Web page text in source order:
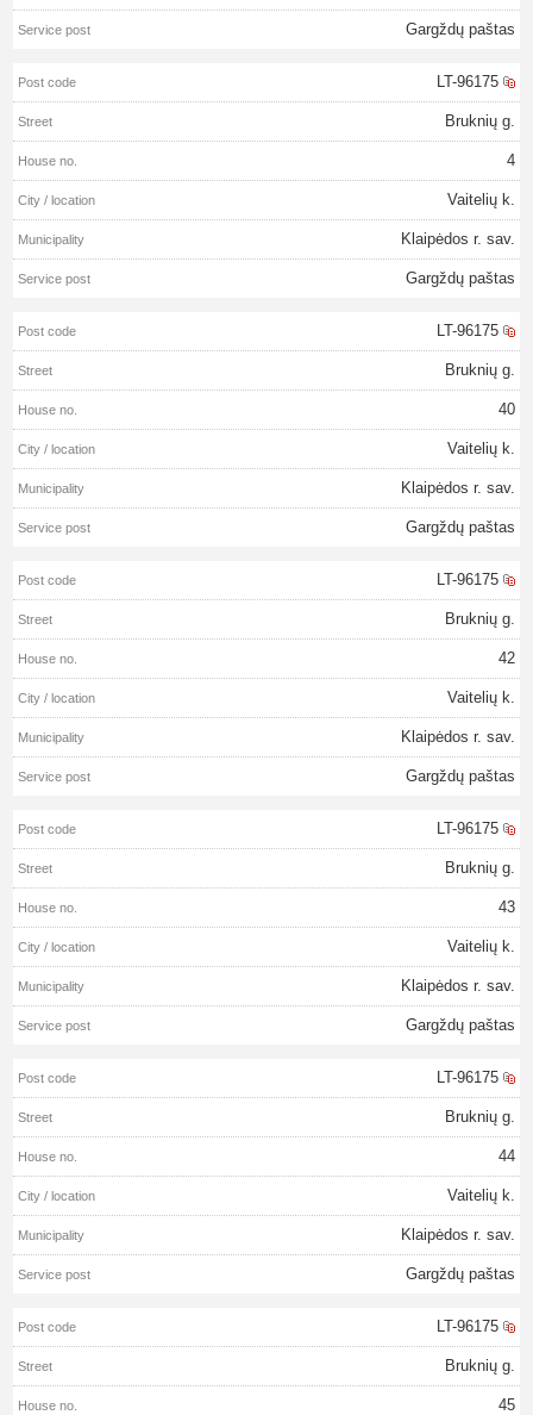
Gargždų paštas
LT-96175
Bruknių g.
4
Vaitelių k.
Klaipėdos r. sav.
Gargždų paštas
LT-96175
Bruknių g.
40
Vaitelių k.
Klaipėdos r. sav.
Gargždų paštas
LT-96175
Bruknių g.
42
Vaitelių k.
Klaipėdos r. sav.
Gargždų paštas
LT-96175
Bruknių g.
43
Vaitelių k.
Klaipėdos r. sav.
Gargždų paštas
LT-96175
Bruknių g.
44
Vaitelių k.
Klaipėdos r. sav.
Gargždų paštas
LT-96175
Bruknių g.
45